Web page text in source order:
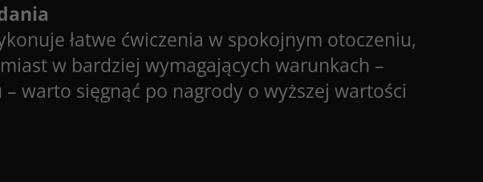
łatwe ćwiczenia w spokojnym otoczeniu,
w bardziej wymagających warunkach –
warto sięgnąć po nagrody o wyższej wartości